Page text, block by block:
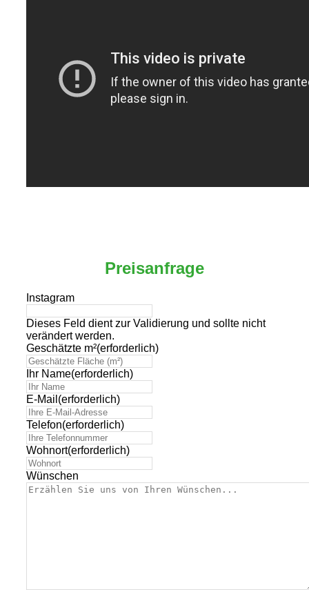
Preisanfrage
Instagram
Dieses Feld dient zur Validierung und sollte nicht
verändert werden.
Geschätzte m²(erforderlich)
Ihr Name(erforderlich)
E-Mail (erforderlich)
Telefon(erforderlich)
Wohnort(erforderlich)
Wünschen